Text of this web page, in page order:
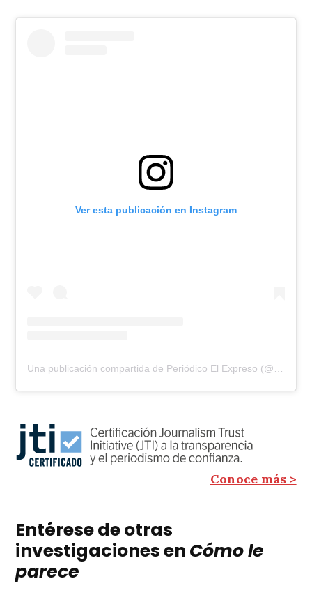
Ver esta publicación en Instagram
Conoce más >
Entérese de otras
investigaciones en Cómo le
parece